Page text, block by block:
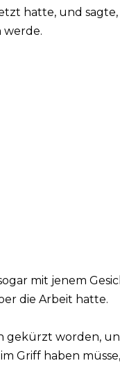
hatte, und
werde.
mit jenem
die Arbeit hatte.
gekürzt worden,
Griff haben